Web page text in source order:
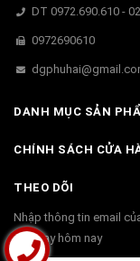
DT 0972.690.610 -
0972690610
DANH MỤC SẢN
CHÍNH SÁCH CỬA
THEO DÕI
Nhập thông tin email
tôi ngay hôm nay